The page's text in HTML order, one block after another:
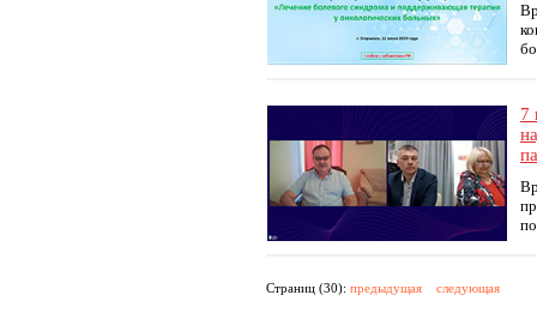
7
Страниц (30): предыдущая следующая